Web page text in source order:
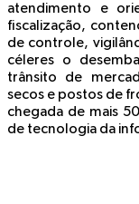
atendimento e
fiscalização,
de controle,
céleres o
trânsito de
secos e postos de
chegada de mais
de tecnologia da